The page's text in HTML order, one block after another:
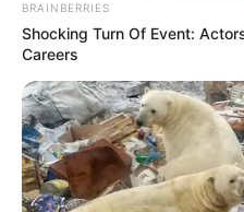
BUSCAR
BRAINBERRIES
Shocking Turn Of Event:
Careers